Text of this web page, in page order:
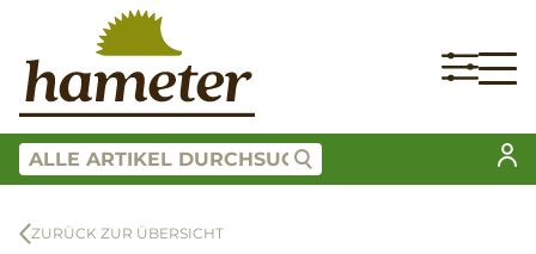
ZURÜCK ZUR ÜBERSICHT